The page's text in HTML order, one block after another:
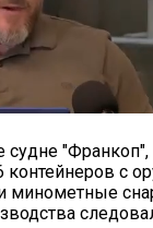
судне
контейнеров с